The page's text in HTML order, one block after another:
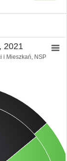
2021
i Mieszkań, NSP